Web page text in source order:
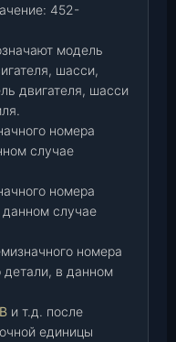
452-
модель
шасси,
двигателя, шасси
номера
случае
номера
случае
номера
в данном
и т.д. после
единицы